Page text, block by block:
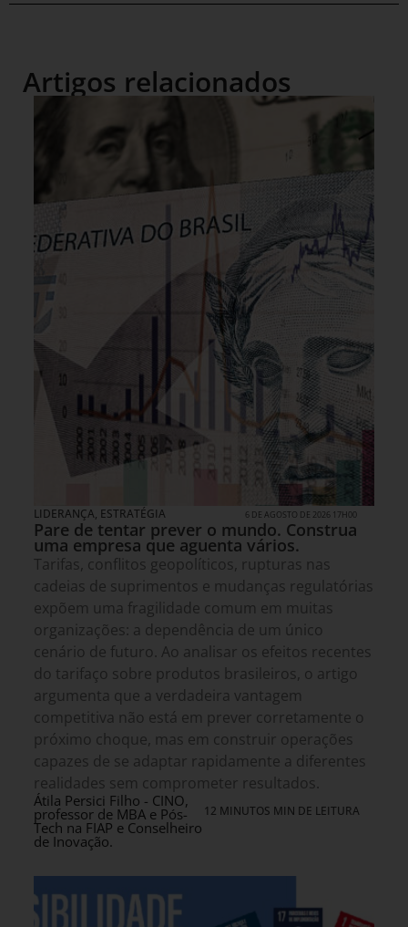
Artigos relacionados
LIDERANÇA, ESTRATÉGIA 6 DE AGOSTO DE 2026 17H00
Pare de tentar prever o mundo. Construa
uma empresa que aguenta vários.
Tarifas, conflitos geopolíticos, rupturas nas
cadeias de suprimentos e mudanças regulatórias
expõem uma fragilidade comum em muitas
organizações: a dependência de um único
cenário de futuro. Ao analisar os efeitos recentes
do tarifaço sobre produtos brasileiros, o artigo
argumenta que a verdadeira vantagem
competitiva não está em prever corretamente o
próximo choque, mas em construir operações
capazes de se adaptar rapidamente a diferentes
realidades sem comprometer resultados.
Átila Persici Filho - CINO,
professor de MBA e Pós-
Tech na FIAP e Conselheiro
de Inovação.
12 MINUTOS MIN DE LEITURA